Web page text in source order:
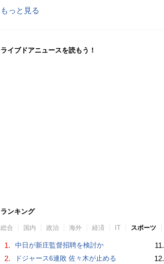
もっと見る
ライブドアニュースを読もう！
ランキング
総合 国内 政治 海外 経済 IT スポーツ
1. 中日が新庄監督招聘を検討か
2. ドジャース6連敗 佐々木が止める
11.
12.